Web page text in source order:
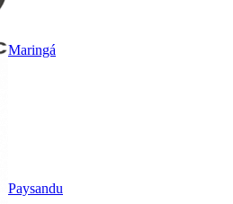
Maringá
Paysandu